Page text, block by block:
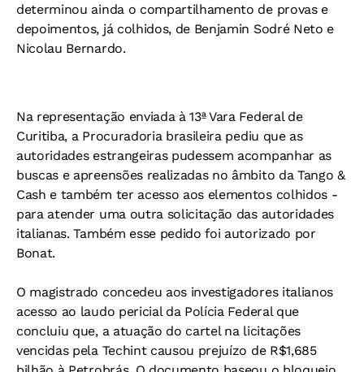
determinou ainda o compartilhamento de provas e
depoimentos, já colhidos, de Benjamin Sodré Neto e
Nicolau Bernardo.
Na representação enviada à 13ª Vara Federal de
Curitiba, a Procuradoria brasileira pediu que as
autoridades estrangeiras pudessem acompanhar as
buscas e apreensões realizadas no âmbito da Tango &
Cash e também ter acesso aos elementos colhidos -
para atender uma outra solicitação das autoridades
italianas. Também esse pedido foi autorizado por
Bonat.
O magistrado concedeu aos investigadores italianos
acesso ao laudo pericial da Polícia Federal que
concluiu que, a atuação do cartel na licitações
vencidas pela Techint causou prejuízo de R$1,685